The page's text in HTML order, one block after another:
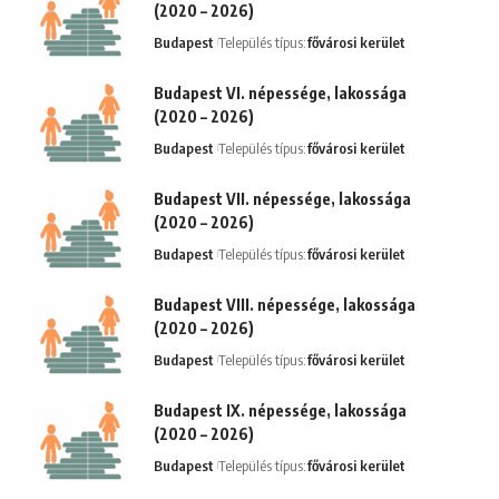
(2020 – 2026)
Budapest Település típus:fővárosi kerület
Budapest VI. népessége, lakossága
(2020 – 2026)
Budapest Település típus:fővárosi kerület
Budapest VII. népessége, lakossága
(2020 – 2026)
Budapest Település típus:fővárosi kerület
Budapest VIII. népessége, lakossága
(2020 – 2026)
Budapest Település típus:fővárosi kerület
Budapest IX. népessége, lakossága
(2020 – 2026)
Budapest Település típus:fővárosi kerület